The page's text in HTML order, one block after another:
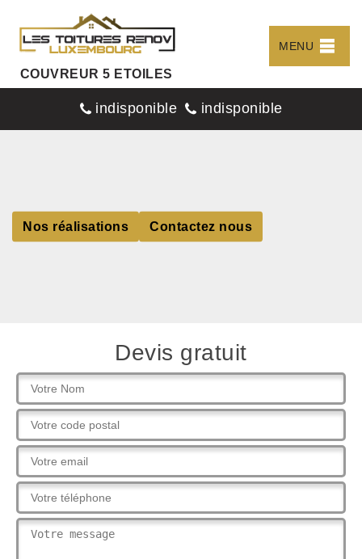
COUVREUR 5 ETOILES
MENU
indisponible indisponible
Nos réalisations Contactez nous
Devis gratuit